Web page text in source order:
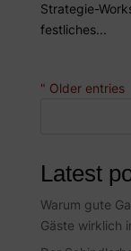
Strategie-
festliches...
" Older entries
Latest
Warum gute
Gäste wirklich